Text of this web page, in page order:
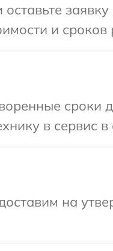
и
сроки
в сервис
на